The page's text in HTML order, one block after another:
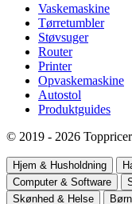
Vaskemaskine
Tørretumbler
Støvsuger
Router
Printer
Opvaskemaskine
Autostol
Produktguides
© 2019 - 2026
Hjem & Husholdning
Computer & Software
Skønhed & Helse